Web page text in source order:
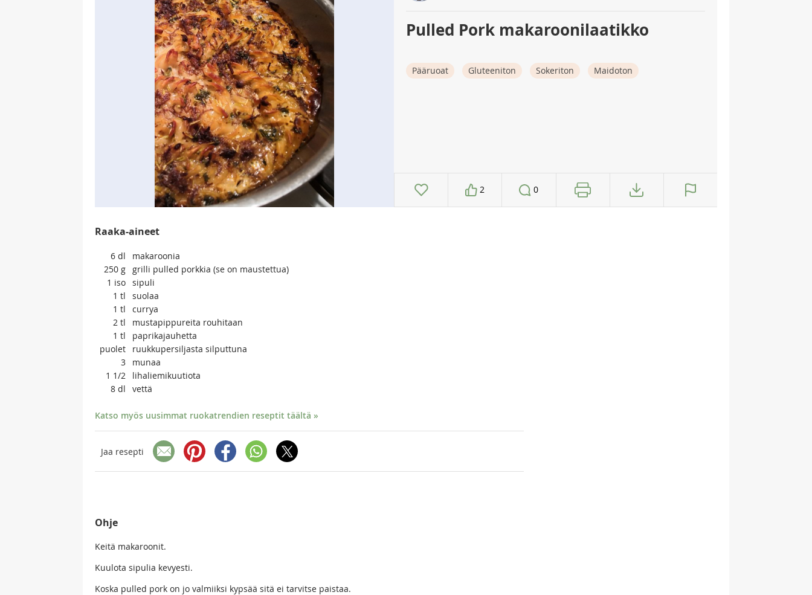
Pulled Pork makaroonilaatikko
Pääruoat Gluteeniton Sokeriton Maidoton
2 0
Raaka-aineet
6 dl
makaroonia
250 g
grilli pulled porkkia (se on maustettua)
1 iso sipuli
1 tl
suolaa
1 tl
currya
2 tl
mustapippureita rouhitaan
1 tl
paprikajauhetta
puolet
ruukkupersiljasta silputtuna
3
munaa
1 1/2
lihaliemikuutiota
8 dl vettä
Katso myös uusimmat ruokatrendien reseptit täältä »
Jaa resepti
Ohje
Keitä makaroonit.
Kuulota sipulia kevyesti.
Koska pulled pork on jo valmiiksi kypsää sitä ei tarvitse paistaa.